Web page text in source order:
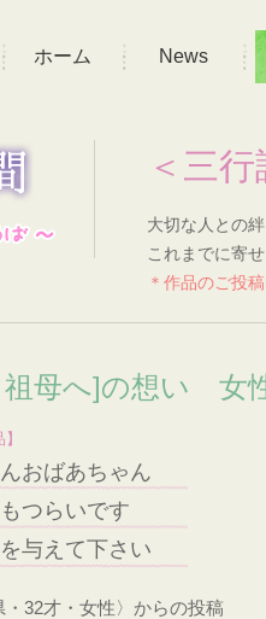
ホーム News
＜三
大切な人との
これまでに寄
＊作品のご投
祖母へ]の想い 女
おばあちゃん
つらいです
与えて下さい
・32才・女性〉からの投稿